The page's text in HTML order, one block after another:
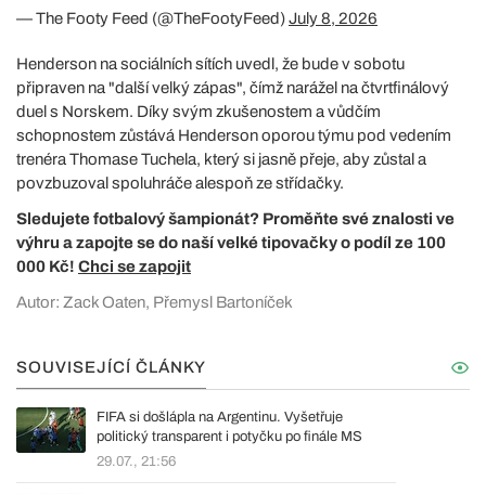
— The Footy Feed (@TheFootyFeed)July 8, 2026
Henderson na sociálních sítích uvedl, že bude v sobotu
připraven na "další velký zápas", čímž narážel na čtvrtfinálový
duel s Norskem. Díky svým zkušenostem a vůdčím
schopnostem zůstává Henderson oporou týmu pod vedením
trenéra Thomase Tuchela, který si jasně přeje, aby zůstal a
povzbuzoval spoluhráče alespoň ze střídačky.
Sledujete fotbalový šampionát? Proměňte své znalosti ve
výhru a zapojte se do naší velké tipovačky o podíl ze 100
000 Kč! Chci se zapojit
Autor: Zack Oaten, Přemysl Bartoníček
SOUVISEJÍCÍ ČLÁNKY
FIFA si došlápla na Argentinu. Vyšetřuje
politický transparent i potyčku po finále MS
29.07., 21:56